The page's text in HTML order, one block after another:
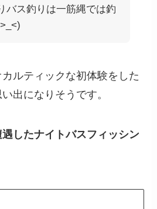
バス釣りは一筋縄では釣
ルティックな初体験をした
出になりそうです。
したナイトバスフィッシン